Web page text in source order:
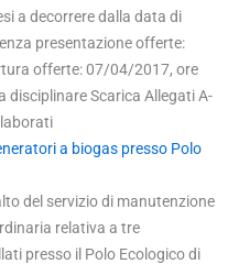
a decorrere dalla data di
presentazione offerte:
offerte: 07/04/2017, ore
disciplinare Scarica Allegati A-
a biogas presso Polo
del servizio di manutenzione
relativa a tre
presso il Polo Ecologico di